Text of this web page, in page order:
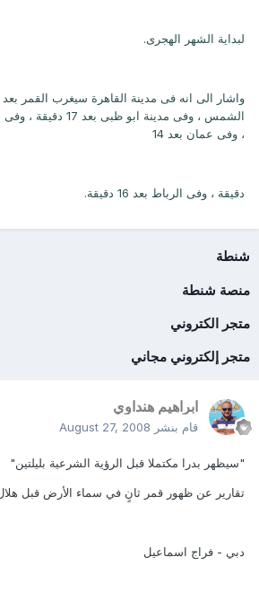
لبداية الشهر الهجرى.
، وفى عمان بعد 14
دقيقة ، وفى الرباط بعد 16 دقيقة.
شنطة
منصة شنطة
متجر الكتروني
متجر إلكتروني مجاني
ابراهيم هنداوي
قام بنشر August 27, 2008
"سيظهر بدرا مكتملا قبل الرؤية الشرعية بليلتين"
تقارير عن ظهور قمر ثانٍ في سماء الأرض قبل
دبي - فراج اسماعيل